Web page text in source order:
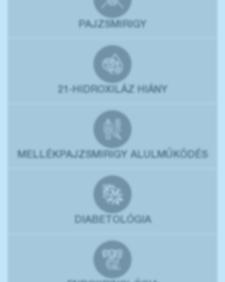
PAJZSMIRIGY
21-HIDROXILÁZ HIÁNY
MELLÉKPAJZSMIRIGY ALULMŰKÖDÉS
DIABETOLÓGIA